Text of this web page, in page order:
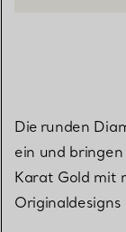
Die runden
ein und
Karat Gold mit